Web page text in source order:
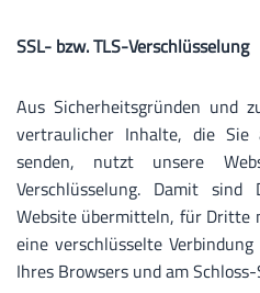
SSL- bzw. TLS-Verschlüsselung
Aus Sicherheitsgründen und
vertraulicher Inhalte, die
senden, nutzt unsere
Verschlüsselung. Damit
Website übermitteln, für Dritte
eine verschlüsselte
Ihres Browsers und am